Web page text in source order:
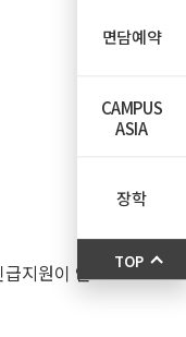
지원이 인
면담예약
CAMPUS
ASIA
장학
TOP